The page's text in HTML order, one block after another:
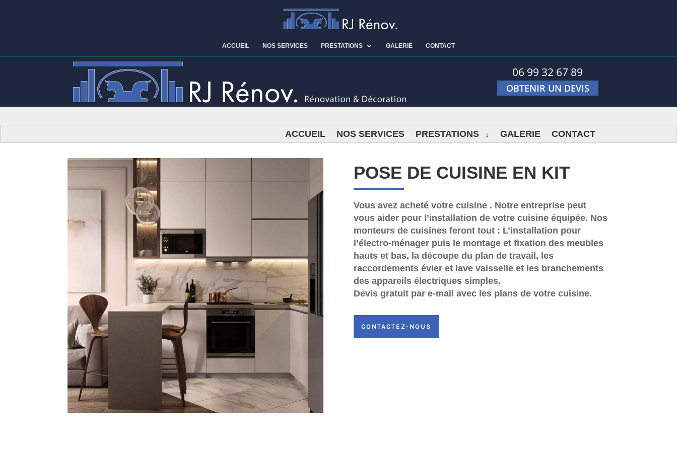
ACCUEIL NOS SERVICES PRESTATIONS GALERIE CONTACT
06 99 32 67 89
OBTENIR UN DEVIS
ACCUEIL NOS SERVICES PRESTATIONS GALERIE CONTACT
POSE DE CUISINE EN KIT
Vous avez acheté votre cuisine . Notre entreprise peut
vous aider pour l’installation de votre cuisine équipée. Nos
monteurs de cuisines feront tout : L’installation pour
l’électro-ménager puis le montage et fixation des meubles
hauts et bas, la découpe du plan de travail, les
raccordements évier et lave vaisselle et les branchements
des appareils électriques simples.
Devis gratuit par e-mail avec les plans de votre cuisine.
CONTACTEZ-NOUS